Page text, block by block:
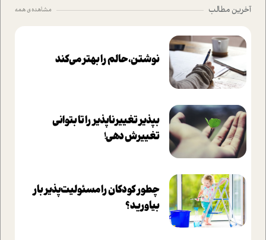
آخرین مطالب مشاهده ی همه
نوشتن، حالم را بهتر می‌کند
بپذير تغييرناپذير را تا بتواني
تغييرش دهي!‏
چطور کودکان را مسئولیت‌پذیر بار
بیاورید؟